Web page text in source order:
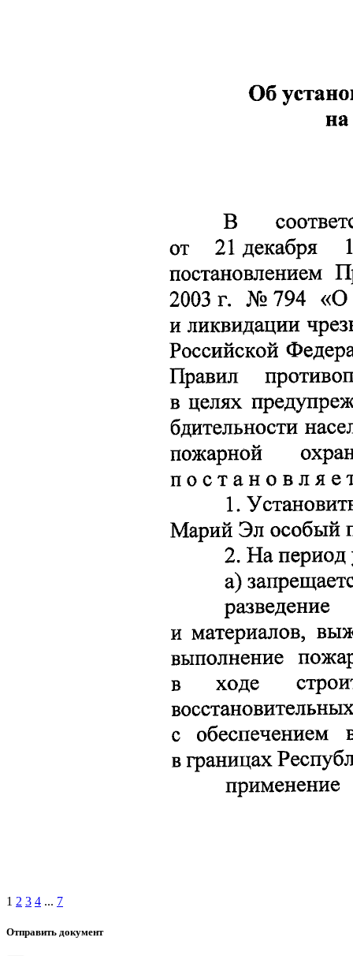
1 2 3 4 ... 7
Отправить документ